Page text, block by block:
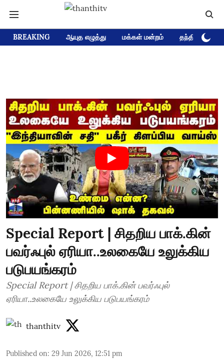
BREAKING ஆயுத எழுத்து மக்கள் மன்றம் தந்தி டிவி
Special Report | சிதறிய பாக்.கின்
பவர்ஃபுல் ஏரியா..உலகையே உலுக்கிய
படுபயங்கரம்
Special Report | சிதறிய பாக்.கின் பவர்ஃபுல்
ஏரியா..உலகையே உலுக்கிய படுபயங்கரம்
thanthitv
Published on: 29 Jun 2026, 12:51 pm